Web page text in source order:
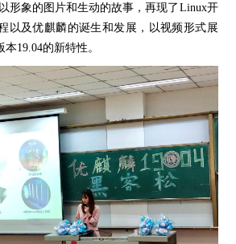
形象的图片和生动的故事，再现了Linux开
以及优麒麟的诞生和发展，以视频形式展
19.04的新特性。